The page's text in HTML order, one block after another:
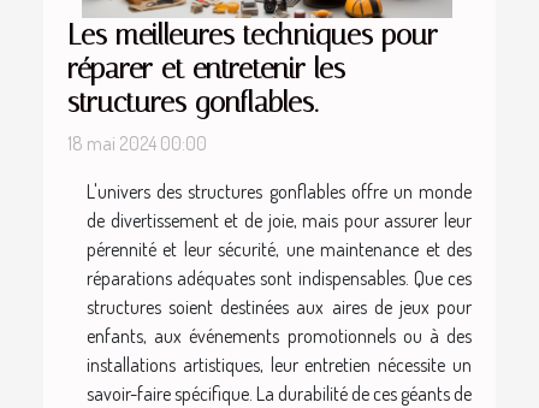
Les meilleures techniques pour
réparer et entretenir les
structures gonflables.
18 mai 2024 00:00
L'univers des structures gonflables offre un monde
de divertissement et de joie, mais pour assurer leur
pérennité et leur sécurité, une maintenance et des
réparations adéquates sont indispensables. Que ces
structures soient destinées aux aires de jeux pour
enfants, aux événements promotionnels ou à des
installations artistiques, leur entretien nécessite un
savoir-faire spécifique. La durabilité de ces géants de